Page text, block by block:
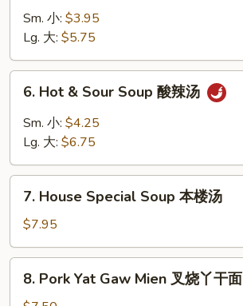
汤
Soup
菜
汤
Sm. 小: $3.95
Lg. 大: $5.75
Hot
Sour
酸
6. Hot & Sour Soup 酸辣汤
Sm. 小: $4.25
Lg. 大: $6.75
House
Special
Soup
本
7. House Special Soup 本楼汤
$7.95
Pork
8. Pork Yat Gaw Mien 叉烧丫干面